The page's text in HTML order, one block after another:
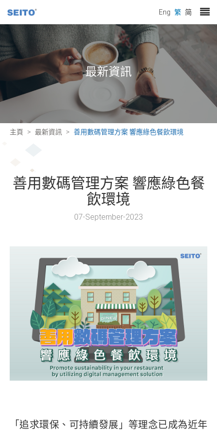
Eng 繁 简
最新資訊
主頁 最新資訊 善用數碼管理方案 響應綠色餐飲環境
善用數碼管理方案 響應綠色餐
飲環境
07-September-2023
「追求環保、可持續發展」等理念已成為近年